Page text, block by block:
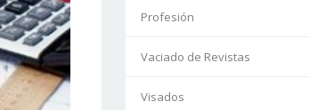
Profesión
Vaciado de Revistas
Visados